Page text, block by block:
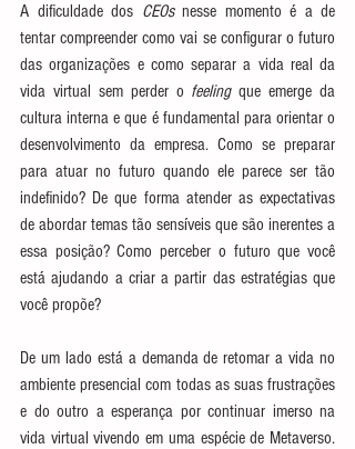
A dificuldade dos CEOs nesse momento é a de
tentar compreender como vai se configurar o futuro
das organizações e como separar a vida real da
vida virtual sem perder o feeling que emerge da
cultura interna e que é fundamental para orientar o
desenvolvimento da empresa. Como se preparar
para atuar no futuro quando ele parece ser tão
indefinido? De que forma atender as expectativas
de abordar temas tão sensíveis que são inerentes a
essa posição? Como perceber o futuro que você
está ajudando a criar a partir das estratégias que
você propõe?
De um lado está a demanda de retomar a vida no
ambiente presencial com todas as suas frustrações
e do outro a esperança por continuar imerso na
vida virtual vivendo em uma espécie de Metaverso.